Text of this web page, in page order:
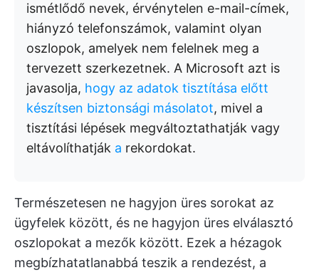
ismétlődő nevek, érvénytelen e-mail-címek,
hiányzó telefonszámok, valamint olyan
oszlopok, amelyek nem felelnek meg a
tervezett szerkezetnek. A Microsoft azt is
javasolja, hogy az adatok tisztítása előtt
készítsen biztonsági másolatot, mivel a
tisztítási lépések megváltoztathatják vagy
eltávolíthatják a rekordokat.
Természetesen ne hagyjon üres sorokat az
ügyfelek között, és ne hagyjon üres elválasztó
oszlopokat a mezők között. Ezek a hézagok
megbízhatatlanabbá teszik a rendezést, a